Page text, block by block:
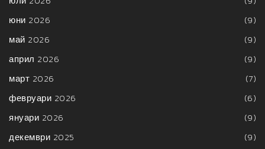
юни 2026
(9)
май 2026
(9)
април 2026
(9)
март 2026
(7)
февруари 2026
(6)
януари 2026
(9)
декември 2025
(9)